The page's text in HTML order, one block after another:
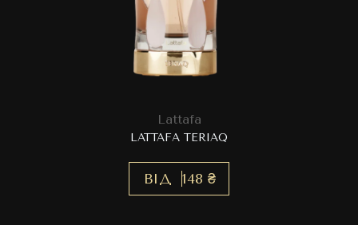
Lattafa
LATTAFA TERIAQ
ВІД 148 ₴